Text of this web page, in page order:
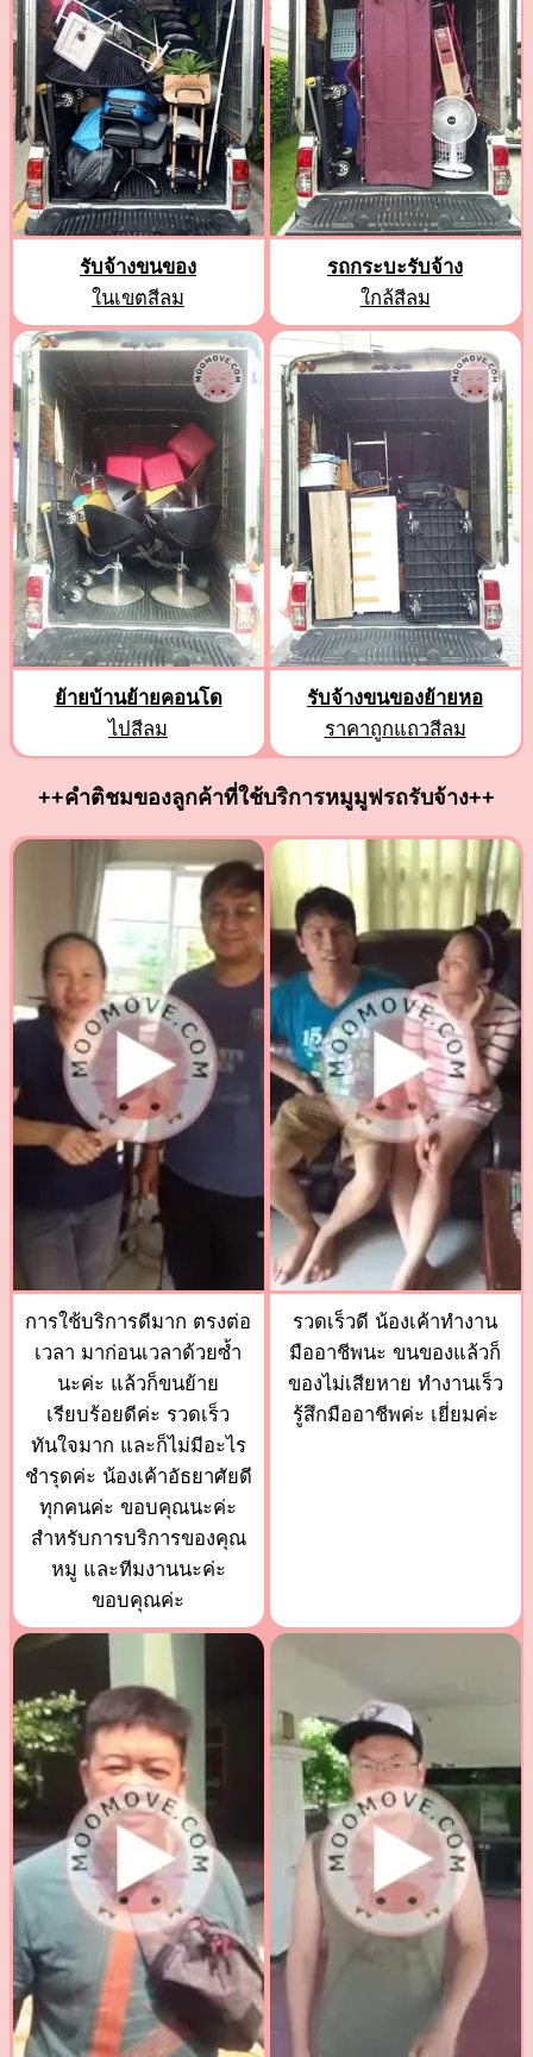
รับจ้างขนของ
ในเขตสีลม
รถกระบะรับจ้าง
ใกล้สีลม
ย้ายบ้านย้ายคอนโด
ไปสีลม
รับจ้างขนของย้ายหอ
ราคาถูกแถวสีลม
++คำติชมของลูกค้าที่ใช้บริการหมูมูฟรถรับจ้าง++
การใช้บริการดีมาก ตรงต่อ
เวลา มาก่อนเวลาด้วยซ้ำ
นะค่ะ แล้วก็ขนย้าย
เรียบร้อยดีค่ะ รวดเร็ว
ทันใจมาก และก็ไม่มีอะไร
ชำรุดค่ะ น้องเค้าอัธยาศัยดี
ทุกคนค่ะ ขอบคุณนะค่ะ
สำหรับการบริการของคุณ
หมู และทีมงานนะค่ะ
ขอบคุณค่ะ
รวดเร็วดี น้องเค้าทำงาน
มืออาชีพนะ ขนของแล้วก็
ของไม่เสียหาย ทำงานเร็ว
รู้สึกมืออาชีพค่ะ เยี่ยมค่ะ